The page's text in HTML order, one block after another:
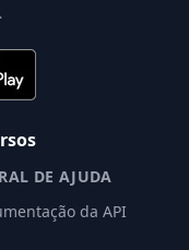
DE AJUDA
da API